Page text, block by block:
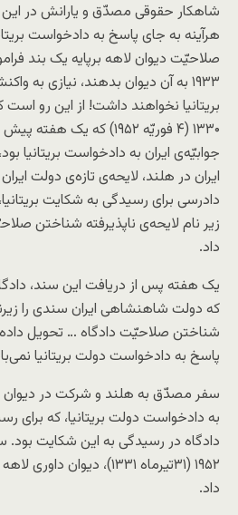
شاهکار حقوقی مصدّق و یارانش در این
هرآینه به جای پاسخ به دادخواست
صلاحیّت دیوان لاهه برپایه یک بند
۱۹۳۳ به آن دیوان بدهند، نیازی
۱۳۳۰ (۴ فوریّه ۱۹۵۲) که
جوابیّه‌ی ایران به دادخواست بریتانیا
ایران در هلند، لایحه‌ی تازه‌ی دولت
داد.
یک هفته پس از دریافت این سند،
که دولت شاهنشاهی ایران سندی را
شناختن صلاحیّت دادگاه … تحویل
پاسخ به دادخواست دولت بریتانیا
سفر مصدّق به هلند و شرکت در دیوان
به دادخواست دولت بریتانیا، که
۱۹۵۲ (۳۱تیرماه ۱۳۳۱)،
داد.